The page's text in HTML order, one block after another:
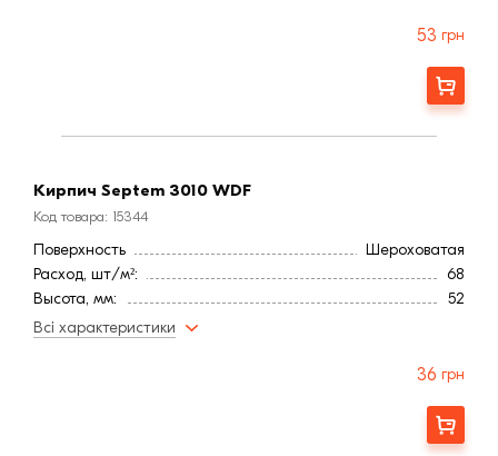
53 грн
Заказать
Кирпич Septem 3010 WDF
Код товара: 15344
Поверхность
Шероховатая
Расход, шт/м²:
68
Высота, мм:
52
Длина, мм:
72
300
Красный
Всі характеристики
36 грн
Заказать